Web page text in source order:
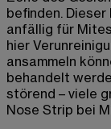
befinden.
anfällig für
hier
ansammeln
behandelt
störend – viele
Nose Strip bei